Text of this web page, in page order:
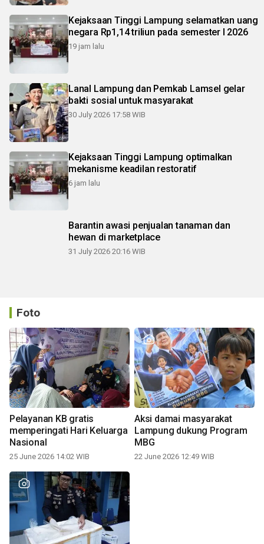
Kejaksaan Tinggi Lampung selamatkan uang
negara Rp1,14 triliun pada semester I 2026
19 jam lalu
Lanal Lampung dan Pemkab Lamsel gelar
bakti sosial untuk masyarakat
30 July 2026 17:58 WIB
Kejaksaan Tinggi Lampung optimalkan
mekanisme keadilan restoratif
6 jam lalu
Barantin awasi penjualan tanaman dan
hewan di marketplace
31 July 2026 20:16 WIB
Foto
Pelayanan KB gratis
memperingati Hari Keluarga
Nasional
25 June 2026 14:02 WIB
Aksi damai masyarakat
Lampung dukung Program
MBG
22 June 2026 12:49 WIB